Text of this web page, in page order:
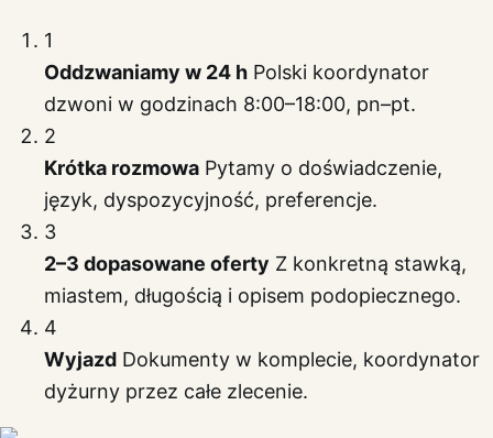
1
Oddzwaniamy w 24 h Polski koordynator
dzwoni w godzinach 8:00–18:00, pn–pt.
2
Krótka rozmowa Pytamy o doświadczenie,
język, dyspozycyjność, preferencje.
3
2–3 dopasowane oferty Z konkretną stawką,
miastem, długością i opisem podopiecznego.
4
Wyjazd Dokumenty w komplecie, koordynator
dyżurny przez całe zlecenie.